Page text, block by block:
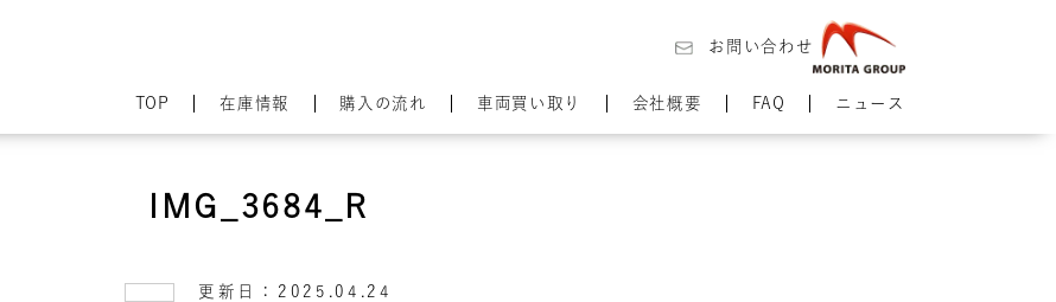
お問い合わせ
TOP 在庫情報 購入の流れ 車両買い取り 会社概要 FAQ ニュース
IMG_3684_R
更新日：2025.04.24